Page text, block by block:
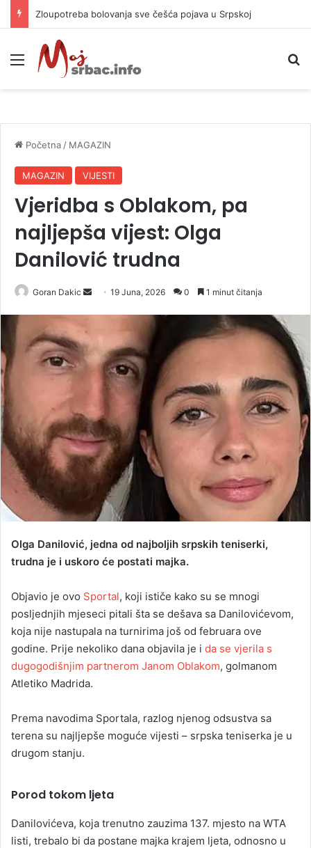
Zloupotreba bolovanja sve češća pojava u Srpskoj
Meni
Početna / MAGAZIN
MAGAZIN VIJESTI
Vjeridba s Oblakom, pa
najljepša vijest: Olga
Danilović trudna
Goran Dakic
a
i
l
19 Juna, 2026 0 1 minut čitanja
Olga Danilović, jedna od najboljih srpskih teniserki,
trudna je i uskoro će postati majka.
Objavio je ovo Sportal, koji ističe kako su se mnogi
posljednjih mjeseci pitali šta se dešava sa Danilovićevom,
koja nije nastupala na turnirima još od februara ove
godine. Prije nekoliko dana objavila je i da se vjerila s
dugogodišnjim partnerom Janom Oblakom, golmanom
Atletiko Madrida.
Prema navodima Sportala, razlog njenog odsustva sa
terena su najljepše moguće vijesti – srpska teniserka je u
drugom stanju.
Porod tokom ljeta
Danilovićeva, koja trenutno zauzima 137. mjesto na WTA
listi, trebalo bi da postane majka krajem ljeta, odnosno u